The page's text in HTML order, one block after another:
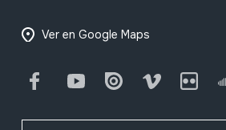
Ver en Google Maps
FacebookYoutube Issuu Vimeo